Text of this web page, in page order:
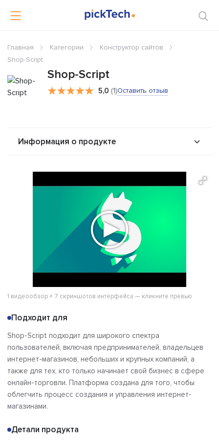
Главная Категории
Конструктор сайтов
Shop-Script
Shop-Script
5,0 (1)Оставить отзыв
Информация о продукте
Отзывы
1 видеообзор + 7 скриншотов интерфейса — кликните превью
Подходит для
Shop-Script подходит для широкого спектра
пользователей, включая предпринимателей, владельцев
интернет-магазинов, небольших и крупных компаний, а
также для тех, кто только начинает свой бизнес в сфере
онлайн-торговли. Платформа создана для того, чтобы
облегчить процесс создания и управления интернет-
магазинами.
Детали продукта